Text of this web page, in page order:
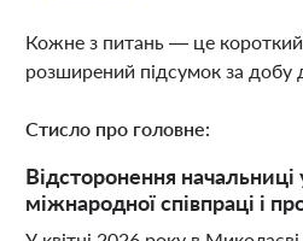
Кожне з питань — це короткий
розширений підсумок за добу
Стисло про головне:
Відсторонення
міжнародної співпраці і